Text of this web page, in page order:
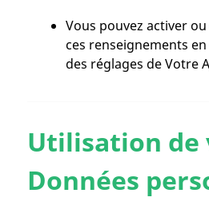
Vous pouvez activer ou
ces renseignements
des réglages de Votre
Utilisation de
Données